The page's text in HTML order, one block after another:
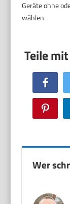
Geräte ohne
wählen.
Wer